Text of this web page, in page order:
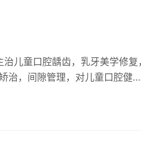
儿童口腔龋齿，乳牙美学修复
治，间隙管理，对儿童口腔健